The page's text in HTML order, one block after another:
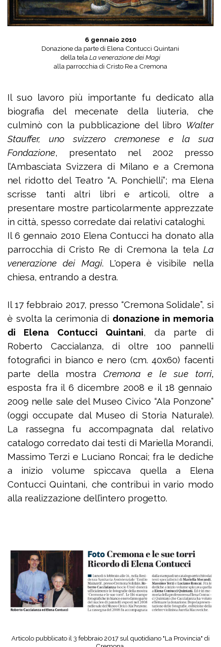
6 gennaio 2010
Donazione da parte di Elena Contucci Quintani
dellatelaLa venerazione dei Magi
alla parrocchia di Cristo Re a Cremona
Il suo lavoro più importante fu dedicato alla
biografia del mecenate della liuteria, che
culminò con la pubblicazione del libro Walter
Stauffer, uno svizzero cremonese e la sua
Fondazione, presentato nel 2002 presso
l’Ambasciata Svizzera di Milano e a Cremona
nel ridotto del Teatro “A. Ponchielli”; ma Elena
scrisse tanti altri libri e articoli, oltre a
presentare mostre particolarmente apprezzate
in città, spesso corredate dai relativi cataloghi.
Il 6 gennaio 2010 Elena Contucci ha donato alla
parrocchia di Cristo Re di Cremona la tela La
venerazione dei Magi. L'opera è visibile nella
chiesa, entrando a destra.
Il 17 febbraio 2017, presso “Cremona Solidale”, si
è svolta la cerimonia di donazione in memoria
di Elena Contucci Quintani, da parte di
Roberto Caccialanza, di oltre 100 pannelli
fotografici in bianco e nero (cm. 40x60) facenti
parte della mostra Cremona e le sue torri,
esposta fra il 6 dicembre 2008 e il 18 gennaio
2009 nelle sale del Museo Civico “Ala Ponzone”
(oggi occupate dal Museo di Storia Naturale).
La rassegna fu accompagnata dal relativo
catalogo corredato dai testi di Mariella Morandi,
Massimo Terzi e Luciano Roncai; fra le dediche
a inizio volume spiccava quella a Elena
Contucci Quintani, che contribuì in vario modo
alla realizzazione dell’intero progetto.
Articolo pubblicato il 3 febbraio 2017 sul quotidiano "La Provincia" di